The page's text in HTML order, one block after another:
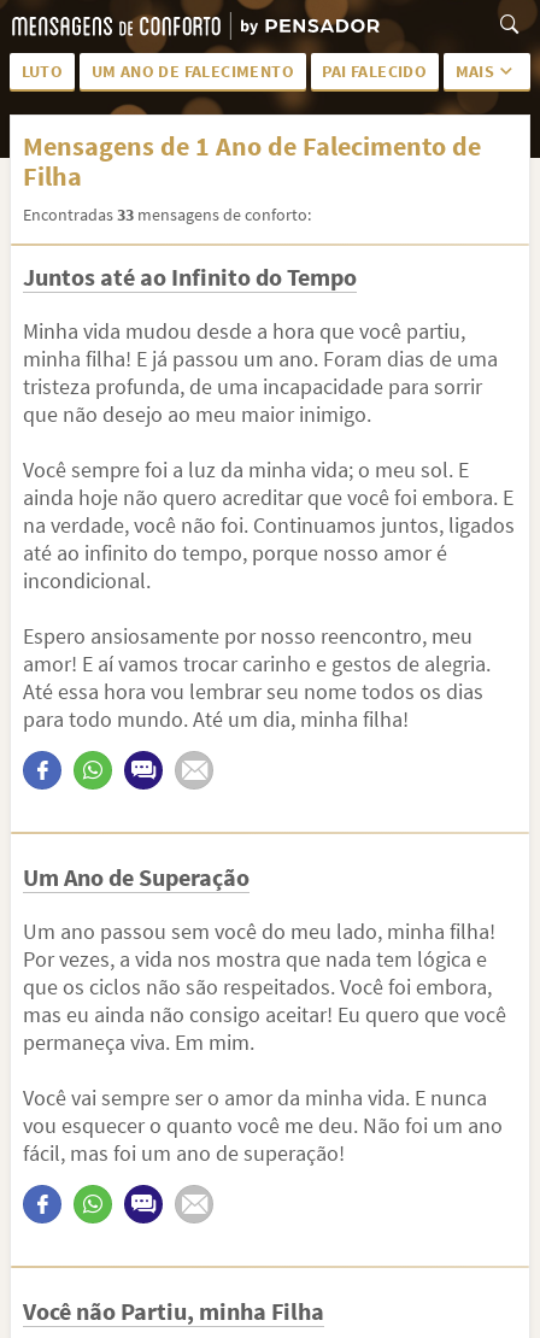
LUTO UM ANO DE FALECIMENTO PAI FALECIDO MAIS
LUTO PARA AMIGA PALAVRAS
SAUDADES DA MÃE
PÊSAMES PARA AMIGA
MEUS SENTIMENTOS PÊSAMES PARA AMIGO
FRASES DE LUTO PARA AMIGO FIM DE NAMORO
TODAS AS CATEGORIAS
Mensagens de 1 Ano de Falecimento de
Filha
Encontradas33 mensagens de conforto:
Juntos até ao Infinito do Tempo
Minha vida mudou desde a hora que você partiu,
minha filha! E já passou um ano. Foram dias de uma
tristeza profunda, de uma incapacidade para sorrir
que não desejo ao meu maior inimigo.
Você sempre foi a luz da minha vida; o meu sol. E
ainda hoje não quero acreditar que você foi embora. E
na verdade, você não foi. Continuamos juntos, ligados
até ao infinito do tempo, porque nosso amor é
incondicional.
Espero ansiosamente por nosso reencontro, meu
amor! E aí vamos trocar carinho e gestos de alegria.
Até essa hora vou lembrar seu nome todos os dias
para todo mundo. Até um dia, minha filha!
Um Ano de Superação
Um ano passou sem você do meu lado, minha filha!
Por vezes, a vida nos mostra que nada tem lógica e
que os ciclos não são respeitados. Você foi embora,
mas eu ainda não consigo aceitar! Eu quero que você
permaneça viva. Em mim.
Você vai sempre ser o amor da minha vida. E nunca
vou esquecer o quanto você me deu. Não foi um ano
fácil, mas foi um ano de superação!
Você não Partiu, minha Filha